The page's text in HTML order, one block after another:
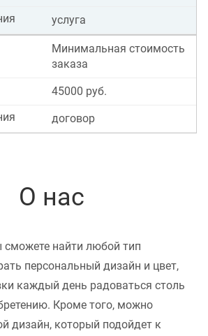
услуга
Минимальная стоимость
заказа
45000 руб.
договор
О нас
сможете найти любой тип
персональный дизайн и цвет,
каждый день радоваться столь
Кроме того, можно
дизайн, который подойдет к